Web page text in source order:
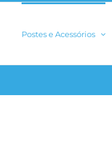
Postes e Acessórios